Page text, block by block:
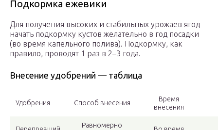
Подкормка ежевики
Для получения высоких и стабильных урожаев ягод
начать подкормку кустов желательно в год посадки
(во время капельного полива). Подкормку, как
правило, проводят 1 раз в 2–3 года.
Внесение удобрений — таблица
Удобрения Способ внесения
Время
внесения
Равномерно